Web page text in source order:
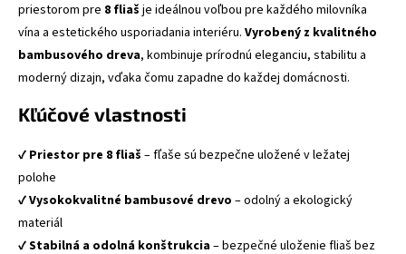
priestorom pre 8 fliaš je ideálnou voľbou pre každého milovníka
vína a estetického usporiadania interiéru. Vyrobený z kvalitného
bambusového dreva, kombinuje prírodnú eleganciu, stabilitu a
moderný dizajn, vďaka čomu zapadne do každej domácnosti.
Kľúčové vlastnosti
✔️ Priestor pre 8 fliaš – fľaše sú bezpečne uložené v ležatej
polohe
✔️Vysokokvalitné bambusové drevo – odolný a ekologický
materiál
✔️Stabilná a odolná konštrukcia– bezpečné uloženie fliaš bez